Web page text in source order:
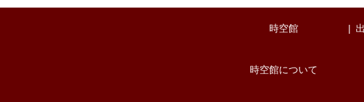
時空館
時空館について